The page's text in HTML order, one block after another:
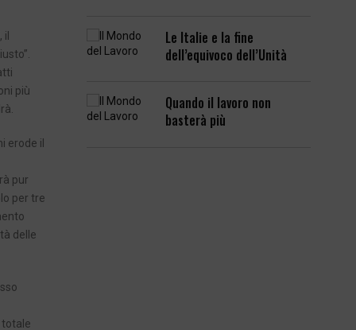
più
erode il
pur
per tre
delle
totale
Le Italie e la fine
dell’equivoco dell’Unità
Quando il lavoro non
basterà più